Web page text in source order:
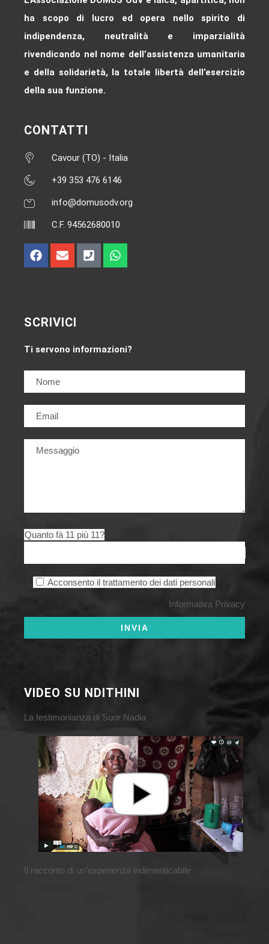
ha scopo di lucro ed opera nello spirito di
indipendenza, neutralità e imparzialità
rivendicando nel nome dell’assistenza umanitaria
e della solidarietà, la totale libertà dell’esercizio
della sua funzione.
CONTATTI
Cavour (TO) - Italia
+39 353 476 6146‬
info@domusodv.org
C.F. 94562680010
SCRIVICI
Ti servono informazioni?
Quanto fà 11 più 11?
Acconsento il trattamento dei dati personali
Informativa Privacy
VIDEO SU NDITHINI
La testimonianza di Suor Nadia
Il racconto di un’esperienza indimenticabile